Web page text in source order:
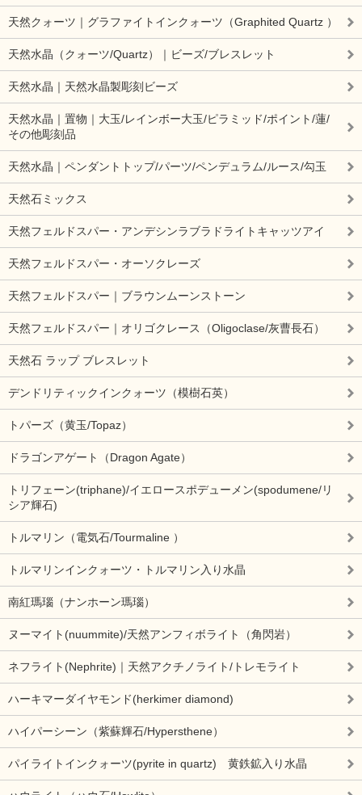
天然クォーツ｜グラファイトインクォーツ（Graphited Quartz ）
天然水晶（クォーツ/Quartz）｜ビーズ/ブレスレット
天然水晶｜天然水晶製彫刻ビーズ
天然水晶｜置物｜大玉/レインボー大玉/ピラミッド/ポイント/蓮/
その他彫刻品
天然水晶｜ペンダントトップ/パーツ/ペンデュラム/ルース/勾玉
天然石ミックス
天然フェルドスパー・アンデシンラブラドライトキャッツアイ
天然フェルドスパー・オーソクレーズ
天然フェルドスパー｜ブラウンムーンストーン
天然フェルドスパー｜オリゴクレース（Oligoclase/灰曹長石）
天然石 ラップ ブレスレット
デンドリティックインクォーツ（模樹石英）
トパーズ（黄玉/Topaz）
ドラゴンアゲート（Dragon Agate）
トリフェーン(triphane)/イエロースポデューメン(spodumene/リ
シア輝石)
トルマリン（電気石/Tourmaline ）
トルマリンインクォーツ・トルマリン入り水晶
南紅瑪瑙（ナンホーン瑪瑙）
ヌーマイト(nuummite)/天然アンフィボライト（角閃岩）
ネフライト(Nephrite)｜天然アクチノライト/トレモライト
ハーキマーダイヤモンド(herkimer diamond)
ハイパーシーン（紫蘇輝石/Hypersthene）
パイライトインクォーツ(pyrite in quartz) 黄鉄鉱入り水晶